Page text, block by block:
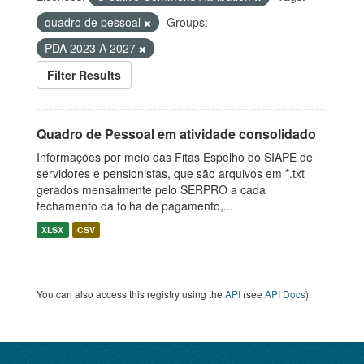
quadro de pessoal
Groups:
PDA 2023 A 2027
Filter Results
Quadro de Pessoal em atividade consolidado
Informações por meio das Fitas Espelho do SIAPE de
servidores e pensionistas, que são arquivos em *.txt
gerados mensalmente pelo SERPRO a cada
fechamento da folha de pagamento,...
XLSX CSV
You can also access this registry using the API (see API Docs).